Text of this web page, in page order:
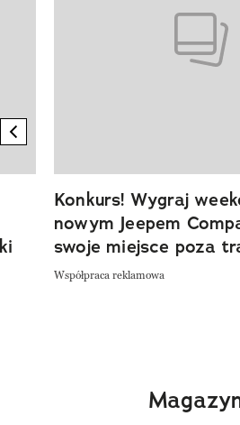
previous element
Konkurs! Wygraj
nowym Jeepem
swoje miejsce poza
Współpraca reklamowa